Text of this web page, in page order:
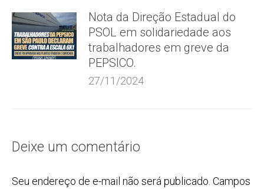
Nota da Direção Estadual do
PSOL em solidariedade aos
trabalhadores em greve da
PEPSICO.
27/11/2024
Deixe um comentário
Seu endereço de e-mail não será publicado. Campos